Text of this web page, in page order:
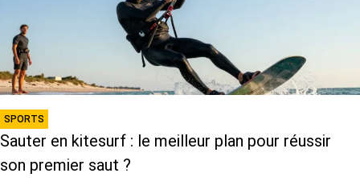
SPORTS
Sauter en kitesurf : le meilleur plan pour réussir
son premier saut ?